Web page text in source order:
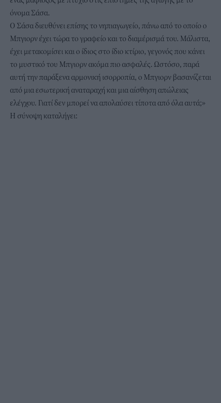
όνομα Σάσα.
Ο Σάσα διευθύνει επίσης το νηπιαγωγείο, πάνω από το οποίο ο
Μπγιορν έχει τώρα το γραφείο και το διαμέρισμά του. Μάλιστα,
έχει μετακομίσει και ο ίδιος στο ίδιο κτίριο, γεγονός που κάνει
το μυστικό του Μπγιορν ακόμα πιο ασφαλές. Ωστόσο, παρά
αυτή την παράξενα αρμονική ισορροπία, ο Μπγιορν βασανίζεται
από μια εσωτερική αναταραχή και μια αίσθηση απώλειας
ελέγχου. Γιατί δεν μπορεί να απολαύσει τίποτα από όλα αυτά;»
Η σύνοψη καταλήγει: